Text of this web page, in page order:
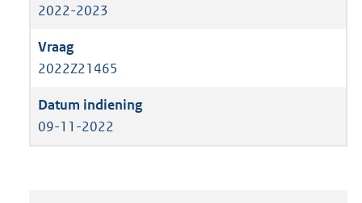
2022-2023
2022Z21465
09-11-2022